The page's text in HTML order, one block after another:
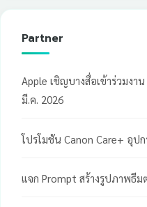
Partner
Apple เชิญบางสื่อเข้าร่วมงา
มี.ค. 2026
โปรโมชัน Canon Care+ อุป
แจก Prompt สร้างรูปภาพธีม